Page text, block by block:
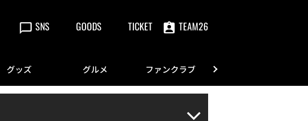
SNS GOODS TICKET TEAM26
グッズ グルメ ファンクラブ